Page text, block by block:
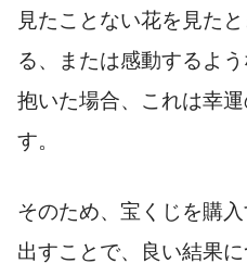
見たことない花を見た
る、または感動するよ
抱いた場合、これは幸
す。
そのため、宝くじを購
出すことで、良い結果